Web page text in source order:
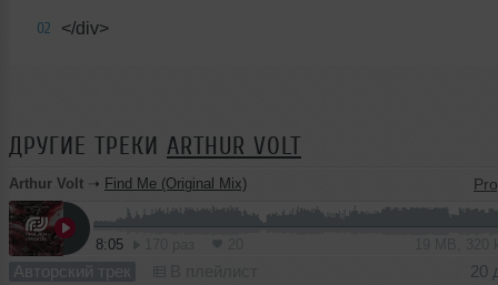
02 </div>
ДРУГИЕ ТРЕКИ ARTHUR VOLT
Arthur Volt ➝ Find Me (Original Mix)
8:05
Авторский трек 20